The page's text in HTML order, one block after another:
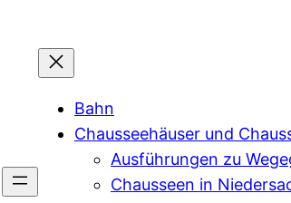
Bahn
Chausseehäuser und
Ausführungen zu
Chausseen in